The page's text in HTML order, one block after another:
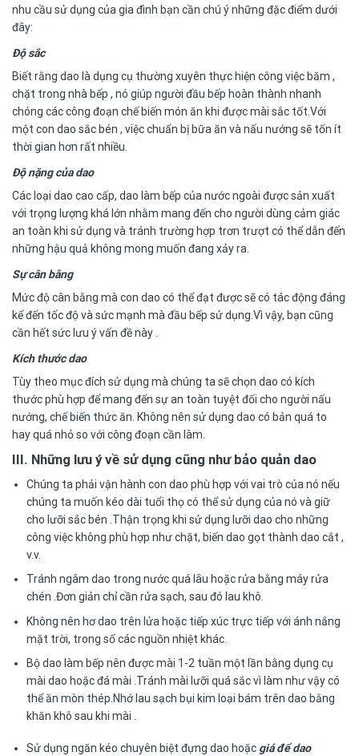
nhu cầu sử dụng của gia đình bạn cần chú ý những đặc điểm dưới
đây:
Độ sắc
Biết rằng dao là dụng cụ thường xuyên thực hiện công việc băm ,
chặt trong nhà bếp , nó giúp người đầu bếp hoàn thành nhanh
chóng các công đoạn chế biến món ăn khi được mài sắc tốt.Với
một con dao sắc bén , việc chuẩn bị bữa ăn và nấu nướng sẽ tốn ít
thời gian hơn rất nhiều.
Độ nặng của dao
Các loại dao cao cấp, dao làm bếp của nước ngoài được sản xuất
với trọng lượng khá lớn nhằm mang đến cho người dùng cảm giác
an toàn khi sử dụng và tránh trường hợp trơn trượt có thể dẫn đến
những hậu quả không mong muốn đang xảy ra.
Sự cân bằng
Mức độ cân bằng mà con dao có thể đạt được sẽ có tác động đáng
kể đến tốc độ và sức mạnh mà đầu bếp sử dụng.Vì vậy, bạn cũng
cần hết sức lưu ý vấn đề này .
Kích thước dao
Tùy theo mục đích sử dụng mà chúng ta sẽ chọn dao có kích
thước phù hợp để mang đến sự an toàn tuyệt đối cho người nấu
nướng, chế biến thức ăn. Không nên sử dụng dao có bản quá to
hay quá nhỏ so với công đoạn cần làm.
III. Những lưu ý về sử dụng cũng như bảo quản dao
Chúng ta phải vận hành con dao phù hợp với vai trò của nó nếu
chúng ta muốn kéo dài tuổi thọ có thể sử dụng của nó và giữ
cho lưỡi sắc bén .Thận trọng khi sử dụng lưỡi dao cho những
công việc không phù hợp như chặt, biến dao gọt thành dao cắt ,
v.v.
Tránh ngâm dao trong nước quá lâu hoặc rửa bằng máy rửa
chén .Đơn giản chỉ cần rửa sạch, sau đó lau khô.
Không nên hơ dao trên lửa hoặc tiếp xúc trực tiếp với ánh nắng
mặt trời, trong số các nguồn nhiệt khác.
Bộ dao làm bếp nên được mài 1-2 tuần một lần bằng dụng cụ
mài dao hoặc đá mài .Tránh mài lưỡi quá sắc vì làm như vậy có
thể ăn mòn thép.Nhớ lau sạch bụi kim loại bám trên dao bằng
khăn khô sau khi mài .
Sử dụng ngăn kéo chuyên biệt đựng dao hoặc giá để dao